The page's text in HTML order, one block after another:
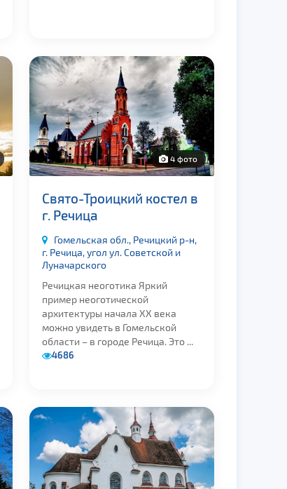
4 фото
Свято-Троицкий костел в
г. Речица
Гомельская обл., Речицкий р-н,
г. Речица, угол ул. Советской и
Луначарского
Речицкая неоготика Яркий
пример неоготической
архитектуры начала XX века
можно увидеть в Гомельской
области – в городе Речица. Это ...
4686